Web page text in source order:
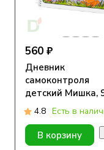
560 ₽
Дневник
самоконтроля
детский Мишка,
стр.
4.8 Есть в
В корзину